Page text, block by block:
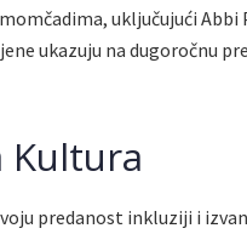
uključujući Abbi
ukazuju na dugoročnu
Kultura
predanost inkluziji i